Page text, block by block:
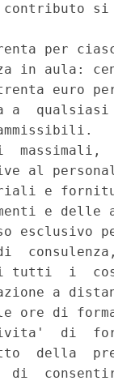
per
in aula:
euro
a
massimali,
al
e
e
esclusivo
tutti  i
a
ore di
di
della
di